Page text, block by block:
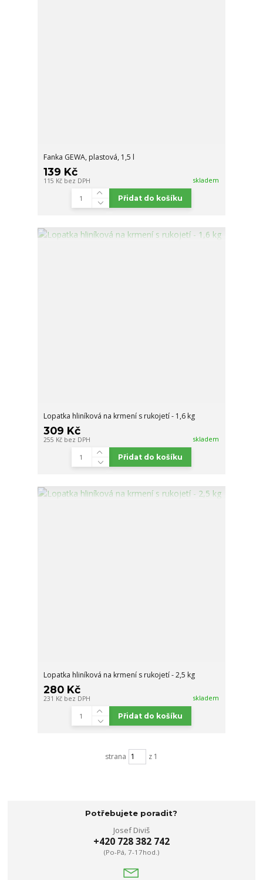
Fanka GEWA, plastová, 1,5 l
139 Kč
115 Kč bez DPH skladem
Přidat do košíku
Lopatka hliníková na krmení s rukojetí - 1,6 kg
309 Kč
255 Kč bez DPH skladem
Přidat do košíku
Lopatka hliníková na krmení s rukojetí - 2,5 kg
280 Kč
231 Kč bez DPH skladem
Přidat do košíku
strana z 1
Potřebujete poradit?
Josef Diviš
+420 728 382 742
(Po-Pá, 7-17hod.)